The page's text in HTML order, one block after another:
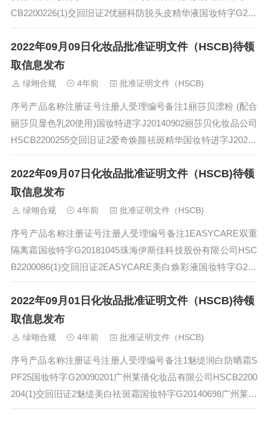
CB2200226(1)交回旧证2优丽科防脱头皮精华液国妆特字G202
13388珠...
2022年09月09日化妆品批准证明文件（HSCB)待领
取信息发布
绿翊合规 4年前 批准证明文件（HSCB)
序号产品名称注册证号注册人受理编号备注1丽莎贝漂粉 (配合
丽莎贝显色乳20使用)国妆特进字J20140902丽莎贝化妆品公司
HSCB2200255交回旧证2爱奇焕颜祛斑精华国妆特进字J20200
325...
2022年09月07日化妆品批准证明文件（HSCB)待领
取信息发布
绿翊合规 4年前 批准证明文件（HSCB)
序号产品名称注册证号注册人受理编号备注1EASYCARE双重
隔离霜国妆特字G20181045珠海伊斯佳科技股份有限公司HSC
B2200086(1)交回旧证2EASYCARE美白焕彩液国妆特字G201
8...
2022年09月01日化妆品批准证明文件（HSCB)待领
取信息发布
绿翊合规 4年前 批准证明文件（HSCB)
序号产品名称注册证号注册人受理编号备注1魅缇润白防晒霜S
PF25国妆特字G20090201广州莱倩化妆品有限公司HSCB2200
204(1)交回旧证2魅缇美白祛斑霜国妆特字G20140698广州莱倩
化...